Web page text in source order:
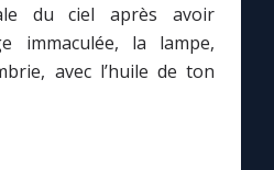
du ciel après avoir
immaculée, la lampe,
avec l’huile de ton